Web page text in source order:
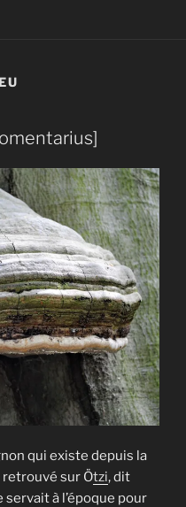
qui existe depuis la
sur Ötzi, dit
servait à l’époque pour